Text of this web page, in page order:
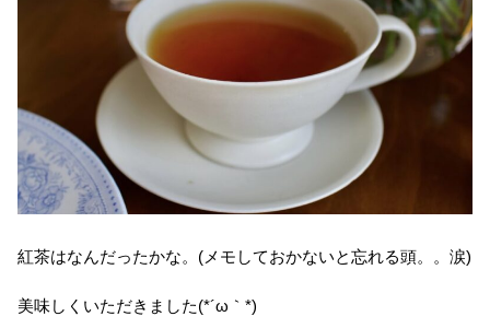
紅茶はなんだったかな。(メモしておかないと忘れる頭。。涙)
美味しくいただきました(*´ω｀*)